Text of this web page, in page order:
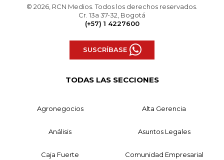
© 2026, RCN Medios. Todos los derechos reservados.
Cr. 13a 37-32, Bogotá
(+57) 1 4227600
SUSCRÍBASE
TODAS LAS SECCIONES
Agronegocios Alta Gerencia
Análisis Asuntos Legales
Caja Fuerte Comunidad Empresarial